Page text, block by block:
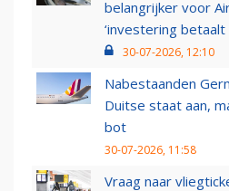
belangrijker voor
‘investering betaalt
30-07-2026, 12:10
Nabestaanden
Duitse staat aan,
bot
30-07-2026, 11:58
Vraag naar